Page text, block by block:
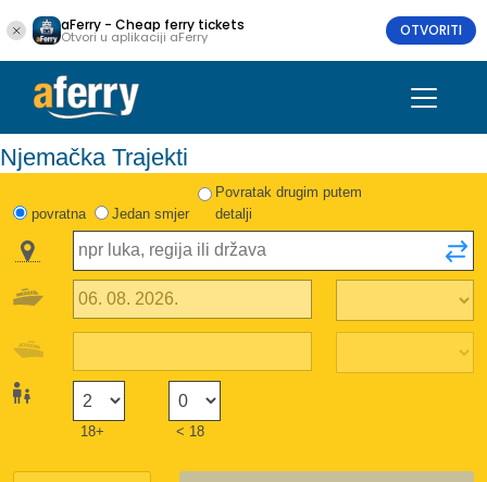
aFerry - Cheap ferry tickets
Otvori u aplikaciji aFerry OTVORITI
Njemačka Trajekti
povratna Jedan smjer
Povratak drugim putem
detalji
18+ < 18